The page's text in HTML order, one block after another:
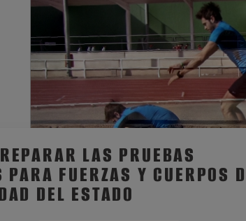
LAS PRUEBAS
FUERZAS Y CUERPOS
DEL ESTADO